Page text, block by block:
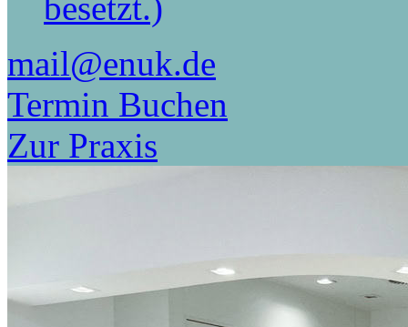
mail@enuk.de
Termin Buchen
Zur Praxis